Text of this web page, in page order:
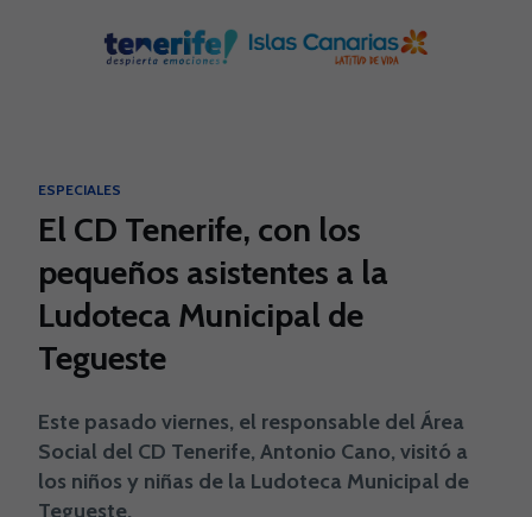
ESPECIALES
El CD Tenerife, con los
pequeños asistentes a la
Ludoteca Municipal de
Tegueste
Este pasado viernes, el responsable del Área
Social del CD Tenerife, Antonio Cano, visitó a
los niños y niñas de la Ludoteca Municipal de
Tegueste.